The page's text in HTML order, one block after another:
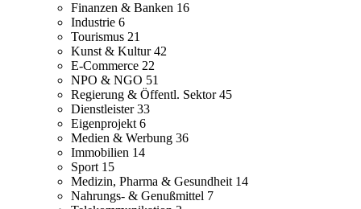
Finanzen & Banken 16
Industrie 6
Tourismus 21
Kunst & Kultur42
E-Commerce 22
NPO & NGO 51
Regierung & Öffentl. Sektor45
Dienstleister33
Eigenprojekt 6
Medien & Werbung 36
Immobilien 14
Sport 15
Medizin, Pharma & Gesundheit 14
Nahrungs- & Genußmittel 7